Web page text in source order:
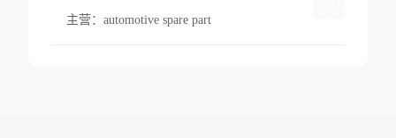
主营： automotive spare part